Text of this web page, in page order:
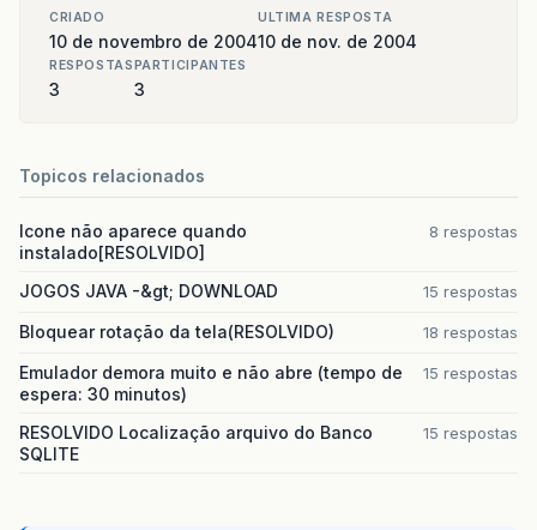
CRIADO
10 de novembro de 2004
ULTIMA RESPOSTA
10 de nov. de 2004
RESPOSTAS
3
PARTICIPANTES
3
Topicos relacionados
Icone não aparece quando
instalado[RESOLVIDO]
8 respostas
JOGOS JAVA -&gt; DOWNLOAD 15 respostas
Bloquear rotação da tela(RESOLVIDO) 18 respostas
Emulador demora muito e não abre (tempo de
espera: 30 minutos)
15 respostas
RESOLVIDO Localização arquivo do Banco
SQLITE
15 respostas